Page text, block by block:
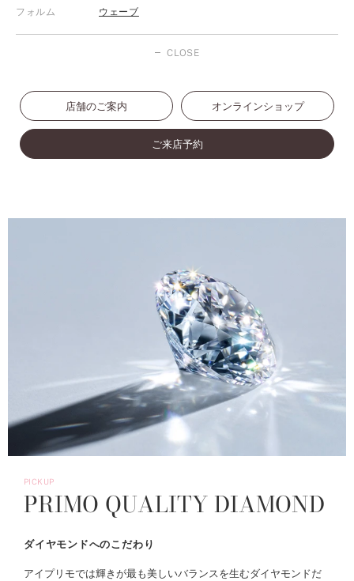
フォルム ウェーブ
CLOSE
店舗のご案内 オンラインショップ
ご来店予約
PICKUP
PRIMO QUALITY DIAMOND
ダイヤモンドへのこだわり
アイプリモでは輝きが最も美しいバランスを生むダイヤモンドだ